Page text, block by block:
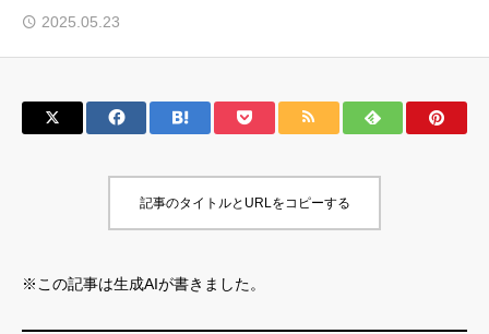
2025.05.23
記事のタイトルとURLをコピーする
※この記事は生成AIが書きました。
特定商取引法 運営会社
マーケティング用語集